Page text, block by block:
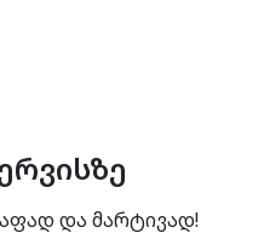
და მარტივად!